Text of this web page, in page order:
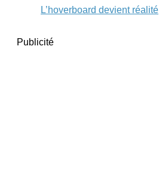
L’hoverboard devient réalité
Publicité